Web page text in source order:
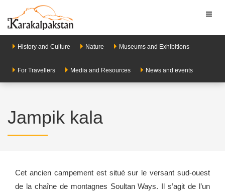
History and Culture Nature Museums and Exhibitions
For Travellers Media and Resources News and events
Jampik kala
Cet ancien campement est situé sur le versant sud-ouest
de la chaîne de montagnes Soultan Ways. Il s’agit de l’un